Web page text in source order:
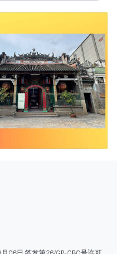
06日 签发第26/GP-CBC号许可
、范氏云英、杨文光、阮德显、